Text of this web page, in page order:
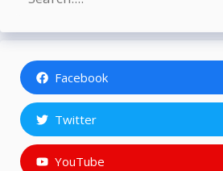
Facebook
Twitter
YouTube